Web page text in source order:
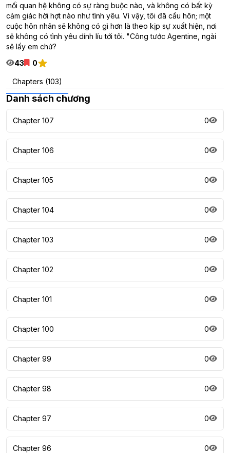
mối quan hệ không có sự ràng buộc nào, và không có bất kỳ
cảm giác hời hợt nào như tình yêu. Vì vậy, tôi đã cầu hôn; một
cuộc hôn nhân sẽ không có gì hơn là theo kịp sự xuất hiện, nơi
sẽ không có tình yêu dính líu tới tôi. "Công tước Agentine, ngài
sẽ lấy em chứ?
43
0
Chapters (103)
Danh sách chương
Chapter 107 0
Chapter 106 0
Chapter 105 0
Chapter 104 0
Chapter 103 0
Chapter 102 0
Chapter 101 0
Chapter 100 0
Chapter 99 0
Chapter 98 0
Chapter 97 0
Chapter 96 0